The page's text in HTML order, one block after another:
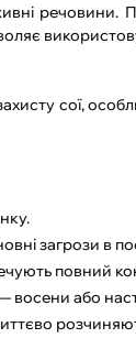
речовини.
сої,
загрози в
повний
восени або